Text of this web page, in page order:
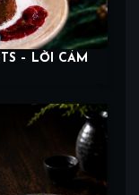
– LỜI CẢM